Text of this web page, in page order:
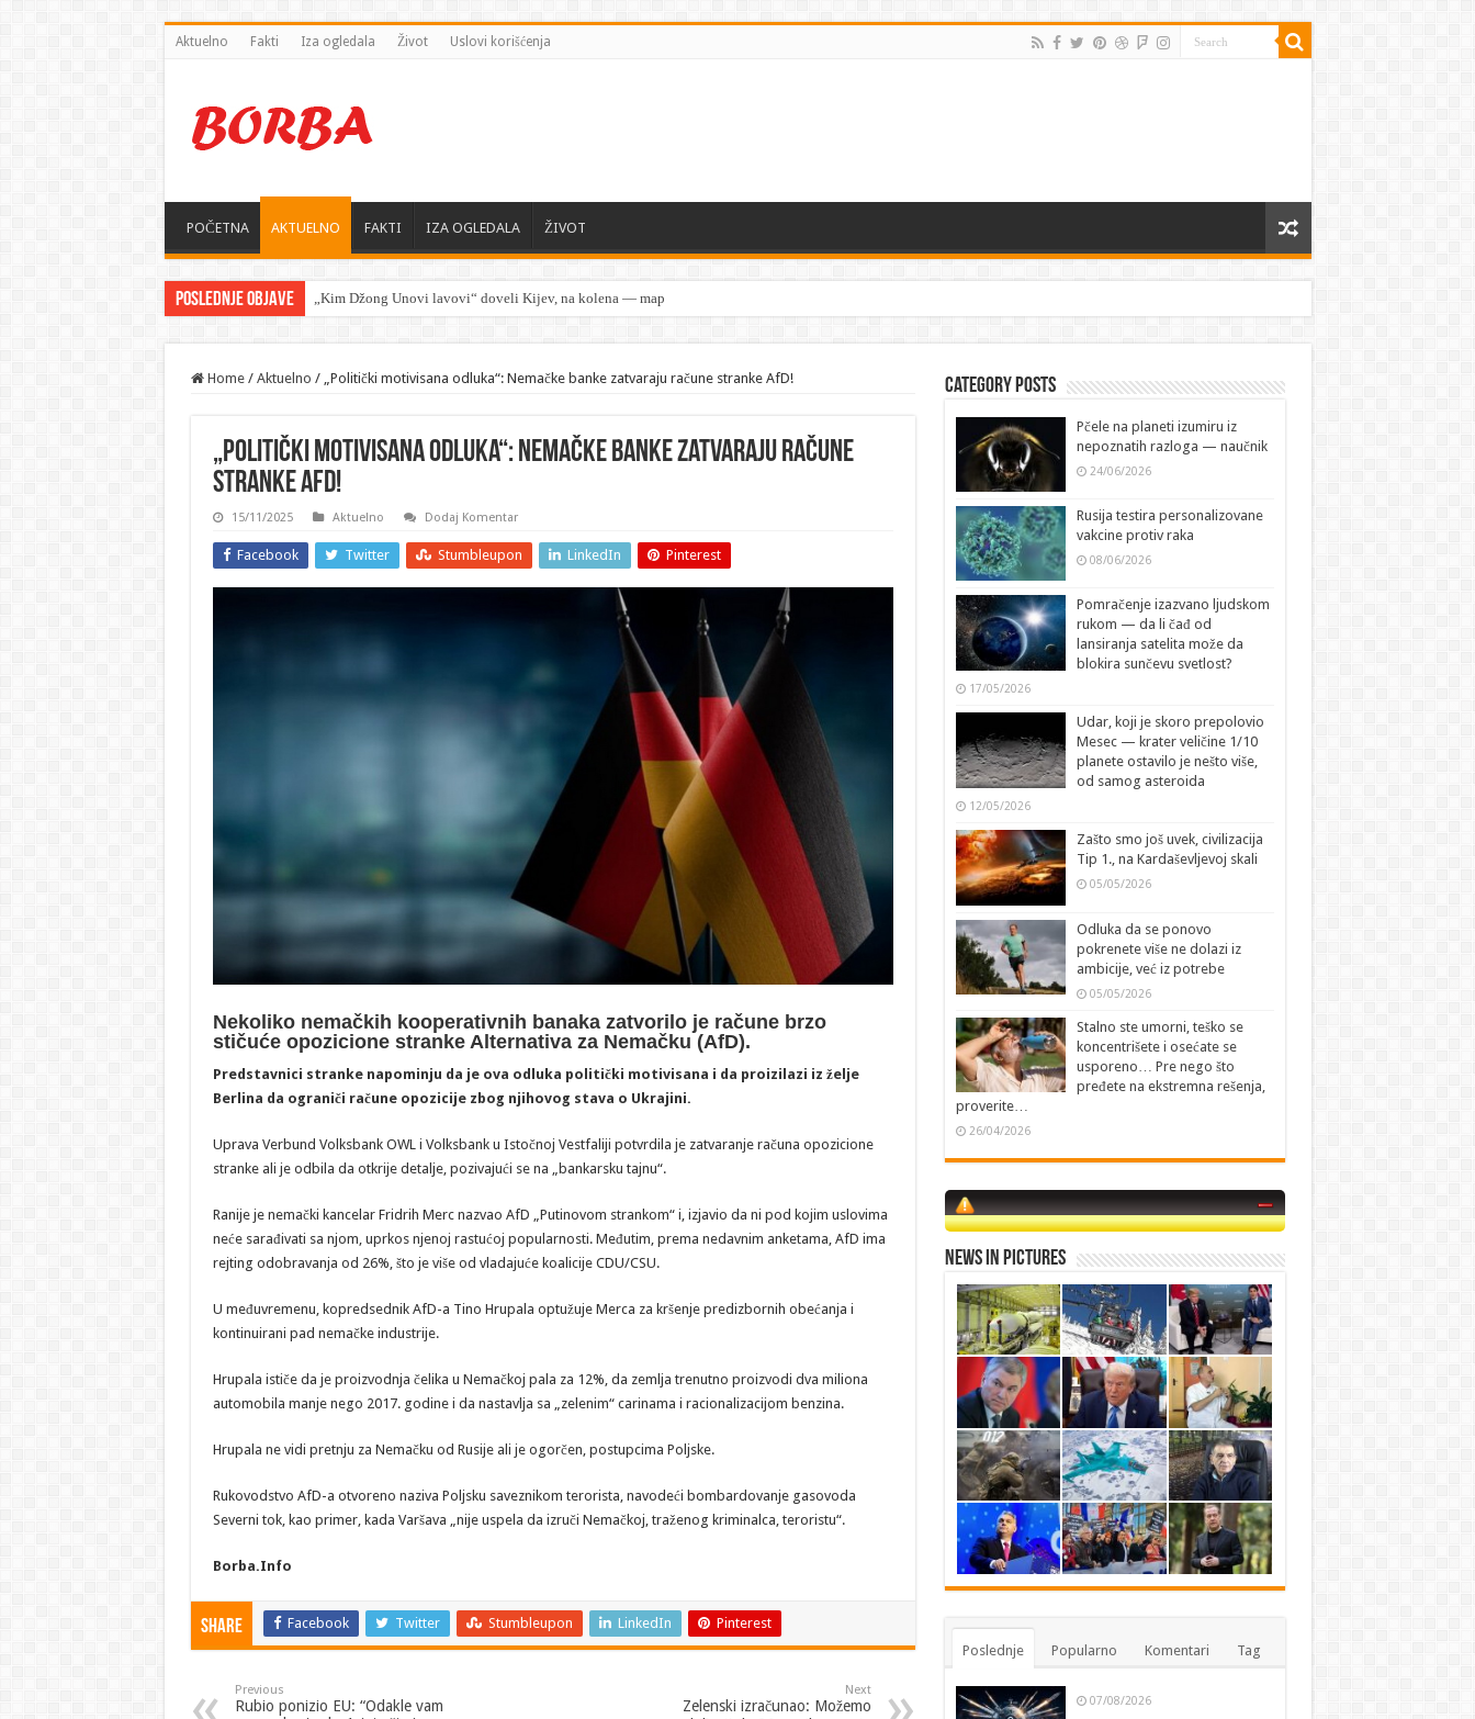
Aktuelno Fakti Iza ogledala Život Uslovi korišćenja
POČETNA AKTUELNO FAKTI IZA OGLEDALA ŽIVOT
Poslednje objave „Kim Džong Unovi lavovi“ doveli Kijev, na kolena — mape su otkrivene…
Home / Aktuelno / „Politički motivisana odluka“: Nemačke banke zatvaraju račune stranke AfD!
„Politički motivisana odluka“: Nemačke banke zatvaraju račune
stranke AfD!
15/11/2025 Aktuelno Dodaj Komentar
Facebook Twitter Stumbleupon LinkedIn Pinterest
Nekoliko nemačkih kooperativnih banaka zatvorilo je račune brzo
stičuće opozicione stranke Alternativa za Nemačku (AfD).
Predstavnici stranke napominju da je ova odluka politički motivisana i da proizilazi iz želje
Berlina da ograniči račune opozicije zbog njihovog stava o Ukrajini.
Uprava Verbund Volksbank OWL i Volksbank u Istočnoj Vestfaliji potvrdila je zatvaranje računa opozicione
stranke ali je odbila da otkrije detalje, pozivajući se na „bankarsku tajnu“.
Ranije je nemački kancelar Fridrih Merc nazvao AfD „Putinovom strankom“ i, izjavio da ni pod kojim uslovima
neće sarađivati sa njom, uprkos njenoj rastućoj popularnosti. Međutim, prema nedavnim anketama, AfD ima
rejting odobravanja od 26%, što je više od vladajuće koalicije CDU/CSU.
U međuvremenu, kopredsednik AfD-a Tino Hrupala optužuje Merca za kršenje predizbornih obećanja i
kontinuirani pad nemačke industrije.
Hrupala ističe da je proizvodnja čelika u Nemačkoj pala za 12%, da zemlja trenutno proizvodi dva miliona
automobila manje nego 2017. godine i da nastavlja sa „zelenim“ carinama i racionalizacijom benzina.
Hrupala ne vidi pretnju za Nemačku od Rusije ali je ogorčen, postupcima Poljske.
Rukovodstvo AfD-a otvoreno naziva Poljsku saveznikom terorista, navodeći bombardovanje gasovoda
Severni tok, kao primer, kada Varšava „nije uspela da izruči Nemačkoj, traženog kriminalca, teroristu“.
Borba.Info
Share Facebook Twitter Stumbleupon LinkedIn Pinterest
Previous
Rubio ponizio EU: “Odakle vam
Next
Zelenski izračunao: Možemo
Category Posts
Pčele na planeti izumiru iz
nepoznatih razloga — naučnik
24/06/2026
Rusija testira personalizovane
vakcine protiv raka
08/06/2026
Pomračenje izazvano ljudskom
rukom — da li čađ od
lansiranja satelita može da
blokira sunčevu svetlost?
17/05/2026
Udar, koji je skoro prepolovio
Mesec — krater veličine 1/10
planete ostavilo je nešto više,
od samog asteroida
12/05/2026
Zašto smo još uvek, civilizacija
Tip 1., na Kardaševljevoj skali
05/05/2026
Odluka da se ponovo
pokrenete više ne dolazi iz
ambicije, već iz potrebe
05/05/2026
Stalno ste umorni, teško se
koncentrišete i osećate se
usporeno… Pre nego što
pređete na ekstremna rešenja,
proverite…
26/04/2026
News in Pictures
Poslednje Popularno Komentari Tag
07/08/2026